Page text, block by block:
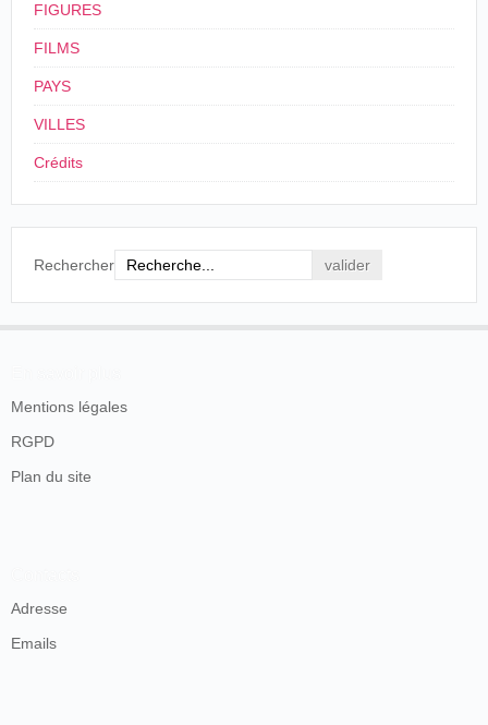
FIGURES
FILMS
PAYS
VILLES
Crédits
Rechercher
Mentions légales
RGPD
Plan du site
Adresse
Emails